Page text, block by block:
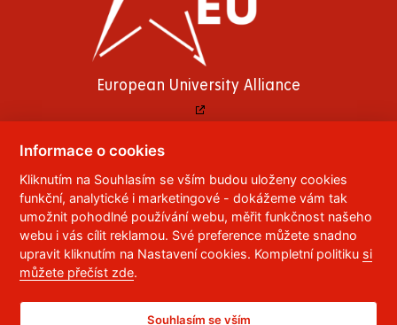
European University Alliance
© 2023 Univerzita Pardubice,Studentská 95
532 10 Pardubice 2
Telefon: 466 036 111, 466 036 112, 466 036 113
Správce webu ,RSS
ID datové schránky:
Prohlášení o přístupnosti
Informace o cookies
Kliknutím na Souhlasím se vším budou uloženy cookies
funkční, analytické i marketingové - dokážeme vám tak
umožnit pohodlné používání webu, měřit funkčnost našeho
webu i vás cílit reklamou. Své preference můžete snadno
upravit kliknutím na Nastavení cookies. Kompletní politiku si
můžete přečíst zde.
Souhlasím se vším